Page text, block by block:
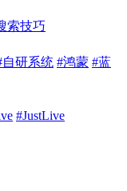
索技巧
自研系统 #鸿蒙 #蓝
#JustLive